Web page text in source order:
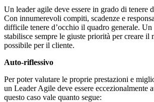
Un leader agile deve essere in grado di tenere
Con innumerevoli compiti, scadenze e
difficile tenere d’occhio il quadro generale. Un
stabilisce sempre le giuste priorità per creare il
possibile per il cliente.
Auto-riflessivo
Per poter valutare le proprie prestazioni e
un Leader Agile deve essere eccezionalmente
questo caso vale quanto segue: